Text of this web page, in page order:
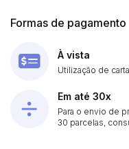
Formas de pagamento
À vista
Utilização de
Em até 30x
Para o envio de
30 parcelas,